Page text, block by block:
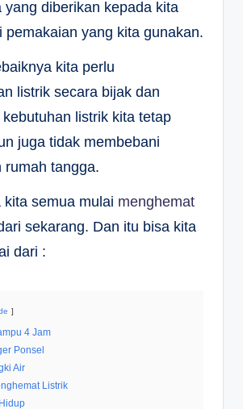
yang diberikan kepada kita
pemakaian yang kita gunakan.
kita perlu
listrik secara bijak dan
listrik kita tetap
juga tidak membebani
rumah tangga.
semua mulai menghemat
sekarang. Dan itu bisa kita
dari :
4 Jam
Ponsel
Air
Listrik